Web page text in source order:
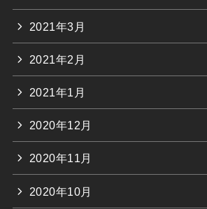
2021年3月
2021年2月
2021年1月
2020年12月
2020年11月
2020年10月